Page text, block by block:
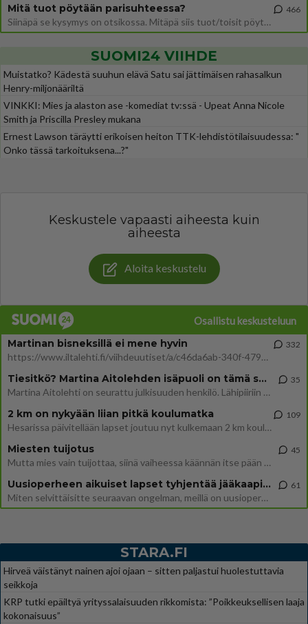
Mitä tuot pöytään parisuhteessa?
Siinäpä se kysymys on otsikossa. Mitäpä siis tuot/toisit pöytään parisuhteessa? Oletko mies vai nainen? Koetko sen mitä
466
SUOMI24 VIIHDE
Muistatko? Kädestä suuhun elävä Satu sai jättimäisen rahasalkun
Henry-miljonääriltä
VINKKI: Mies ja alaston ase -komediat tv:ssä - Upeat Anna Nicole
Smith ja Priscilla Presley mukana
Ernest Lawson täräytti erikoisen heiton TTK-lehdistötilaisuudessa: "
Onko tässä tarkoituksena...?"
Keskustele vapaasti aiheesta kuin
aiheesta
Aloita keskustelu
Osallistu keskusteluun
Martinan bisneksillä ei mene hyvin
https://www.iltalehti.fi/viihdeuutiset/a/c46da6ab-340f-4790-aaa7-0865eed2336 Yrityksen konkurssihakemus on tullut kärä
332
Tiesitkö? Martina Aitolehden isäpuoli on tämä suosittu laulaja
Martina Aitolehti on seurattu julkisuuden henkilö. Lähipiiriin mahtuu muitakin tunnettuja henkilöitä. Tiesitkö, että Ma
35
2 km on nykyään liian pitkä koulumatka
Hesarissa päivitellään lapset joutuu nyt kulkemaan 2 km kouluun jösses. Ruostefillarilla tuo matka menee vaikka miten äk
109
Miesten tuijotus
Mutta mies vain tuijottaa, siinä vaiheessa käännän itse pään pois. Mikä juttu? Yleensä jos joku tuijottaa tai katsoo, hä
45
Uusioperheen aikuiset lapset tyhjentää jääkaapin käydessään
Miten selvittäisitte seuraavan ongelman, meillä on uusioperhe, minulla teini-ikäiset lapset ja puolisolla aikuiset, jotk
61
STARA.FI
Hirveä väistänyt nainen ajoi ojaan – sitten paljastui huolestuttavia
seikkoja
KRP tutki epäiltyä yrityssalaisuuden rikkomista: ”Poikkeuksellisen laaja
kokonaisuus”